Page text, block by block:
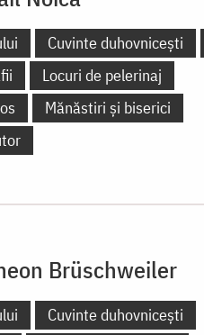
Cuvinte duhovnicești
Locuri de pelerinaj
Mănăstiri și biserici
Brüschweiler
Cuvinte duhovnicești